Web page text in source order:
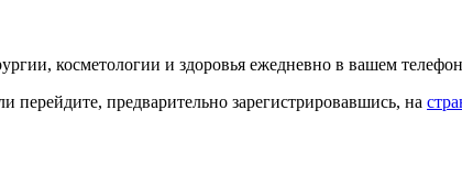
косметологии и здоровья ежедневно в вашем
перейдите, предварительно зарегистрировавшись, на